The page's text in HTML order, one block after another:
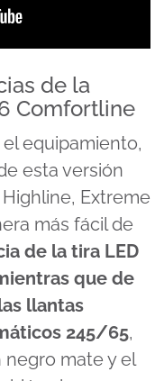
de la
Comfortline
equipamiento,
esta versión
Extreme
más fácil de
de la tira LED
que de
llantas
245/65,
mate y el